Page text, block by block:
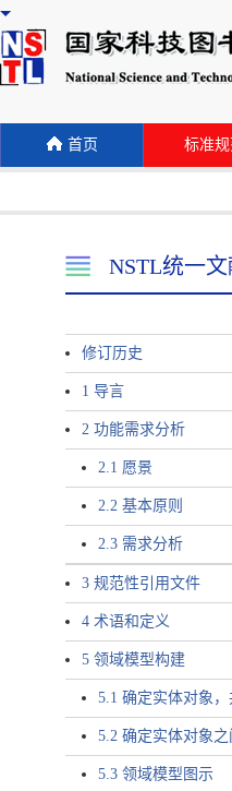
首页 标准
NSTL统一
修订历史
1 导言
2 功能需求分析
2.1 愿景
2.2 基本原则
2.3 需求分析
3 规范性引用文件
4 术语和定义
5 领域模型构建
5.1 确定实体对象
5.2 确定实体对象
5.3 领域模型图示